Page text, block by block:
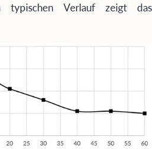
typischen Verlauf zeigt das